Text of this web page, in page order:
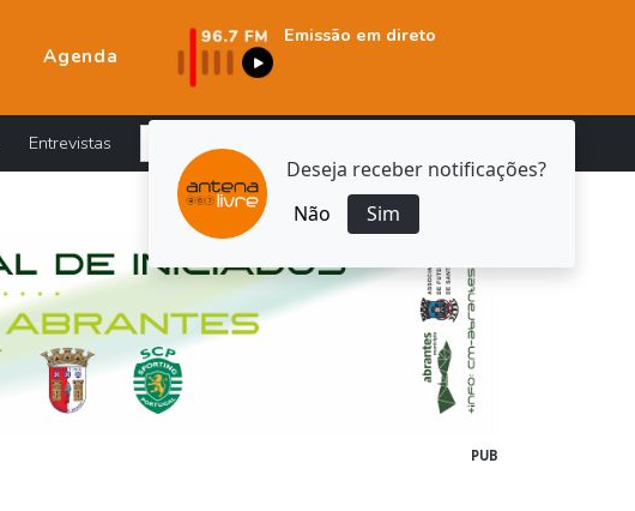
Deseja receber notificações?
Não
Sim
Agenda
Emissão em direto
Entrevistas
PUB